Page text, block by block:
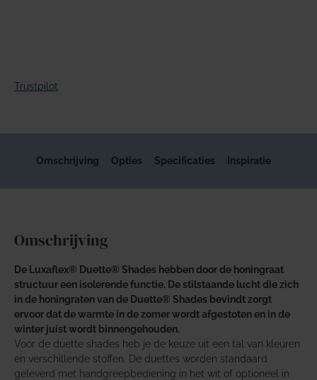
Trustpilot
Omschrijving Opties Specificaties Inspiratie
Omschrijving
De Luxaflex® Duette® Shades hebben door de honingraat
structuur een isolerende functie. De stilstaande lucht die zich
in de honingraten van de Duette® Shades bevindt zorgt
ervoor dat de warmte in de zomer wordt afgestoten en in de
winter juist wordt binnengehouden.
Voor de duette shades heb je de keuze uit een tal van kleuren
en verschillende stoffen. De duettes worden standaard
geleverd met handgreepbediening in het wit of optioneel in